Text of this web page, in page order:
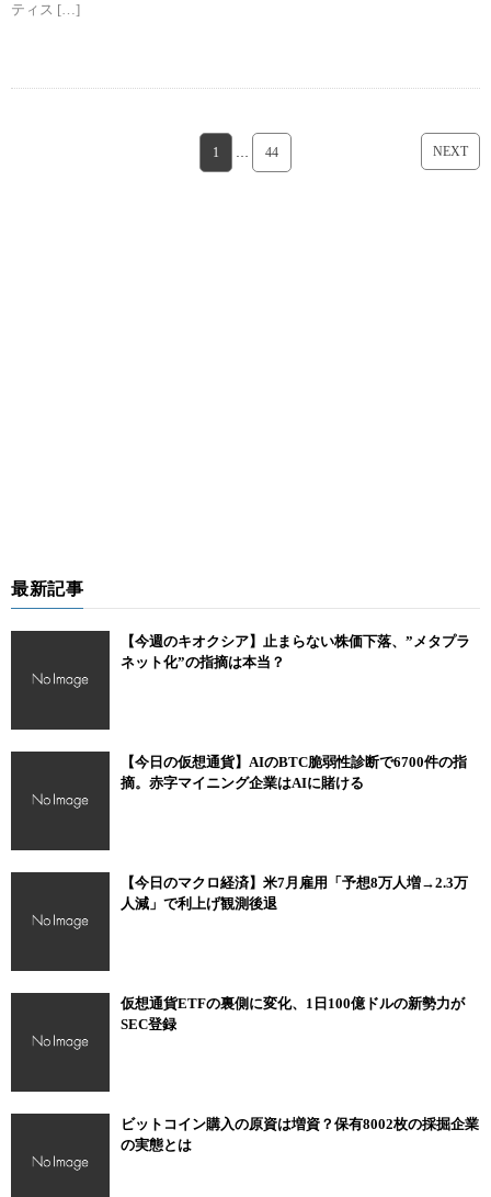
ティス […]
1 … 44 NEXT
最新記事
【今週のキオクシア】止まらない株価下落、”メタプラ
ネット化”の指摘は本当？
【今日の仮想通貨】AIのBTC脆弱性診断で6700件の指
摘。赤字マイニング企業はAIに賭ける
【今日のマクロ経済】米7月雇用「予想8万人増→2.3万
人減」で利上げ観測後退
仮想通貨ETFの裏側に変化、1日100億ドルの新勢力が
SEC登録
ビットコイン購入の原資は増資？保有8002枚の採掘企業
の実態とは